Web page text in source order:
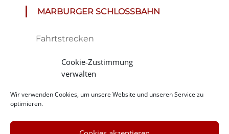
Cookie-Zustimmung
verwalten
Wir verwenden Cookies, um unsere Website und unseren Service zu
optimieren.
MARBURGER SCHLOSSBAHN
Fahrtstrecken
Tickets
Impressionen